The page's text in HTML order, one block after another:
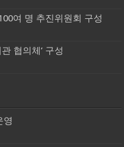
여 명 추진위원회 구성
협의체’ 구성
영